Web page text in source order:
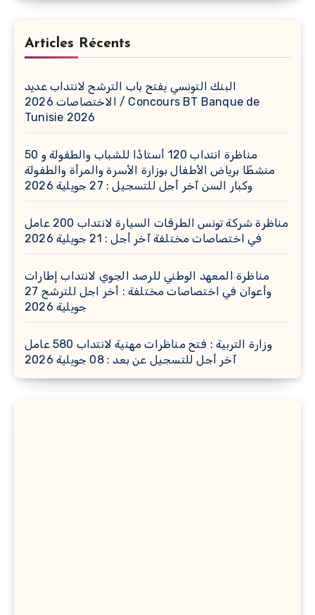
Articles Récents
البنك التونسي يفتح باب الترشح لانتداب عديد
الاختصاصات 2026 / Concours BT Banque de
Tunisie 2026
مناظرة انتداب 120 أستاذًا للشباب والطفولة و 50
منشطًا برياض الأطفال بوزارة الأسرة والمرأة والطفولة
وكبار السن آخر أجل للتسجيل : 27 جويلية 2026
مناظرة شركة تونس الطرقات السيارة لانتداب 200 عامل
في اختصاصات مختلفة آخر أجل : 21 جويلية 2026
مناظرة المعهد الوطني للرصد الجوي لانتداب إطارات
وأعوان في اختصاصات مختلفة : أخر اجل للترشح 27
جويلية 2026
وزارة التربية : فتح مناظرات مهنية لانتداب 580 عامل
آخر أجل للتسجيل عن بعد : 08 جويلية 2026